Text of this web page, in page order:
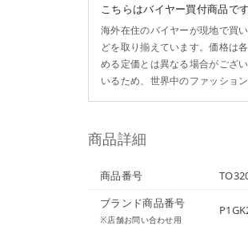
こちらはバイヤー買付商品です
海外在住のバイヤーが現地で買
どを取り揃えています。価格は
める定価とは異なる場合がござ
いるため、世界中のファッショ
商品詳細
商品番号
ブランド商品番号
※店舗お問い合わせ用